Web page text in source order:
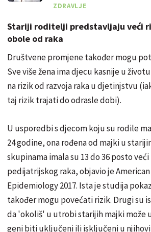
ZDRAVLJE
Stariji roditelji predstavljaju veći
obole od raka
Društvene promjene također mogu
Sve više žena ima djecu kasnije u
na rizik od razvoja raka u djetinjstvu
taj rizik trajati do odrasle dobi).
U usporedbi s djecom koju su rodile
24 godine, ona rođena od majki u
skupinama imala su 13 do 36 posto
pedijatrijskog raka, objavio je
Epidemiology 2017. Ista je studija
također mogu povećati rizik. Drugi su
da 'okoliš' u utrobi starijih majki može
geni biti uključeni ili isključeni u